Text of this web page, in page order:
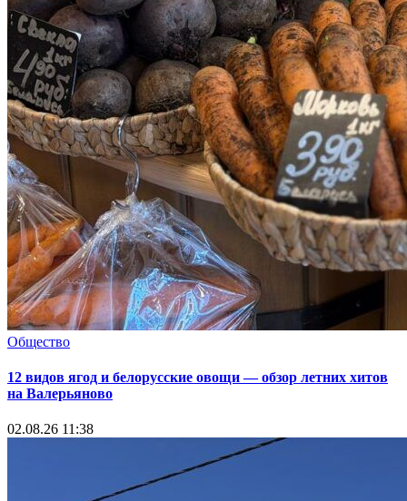
Общество
12 видов ягод и белорусские овощи — обзор летних хитов
на Валерьяново
02.08.26 11:38